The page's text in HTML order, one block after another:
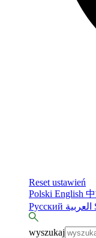
Reset ustawień
Polski English
Русский
wyszukaj